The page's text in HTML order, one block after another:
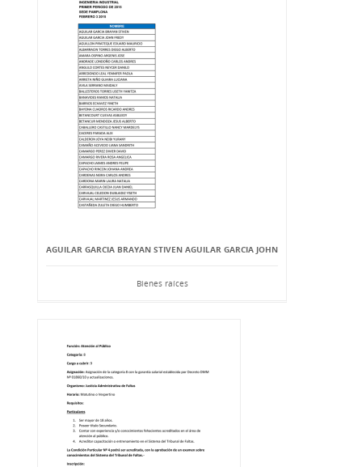
AGUILAR GARCIA BRAYAN STIVEN AGUILAR GARCIA JOHN
Bienes raíces